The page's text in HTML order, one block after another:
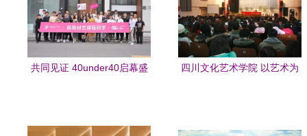
共同见证 40under40启幕盛
新姿
四川文化艺术学院 以艺术为